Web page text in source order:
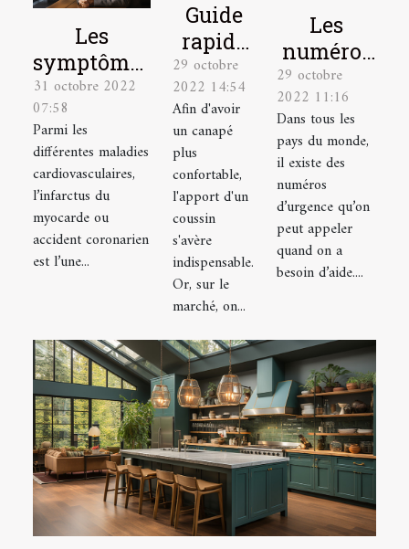
Les
symptômes
d’un
infarctus
du
myocarde
et la
réaction
d'urgence à
avoir
31 octobre 2022
07:58
Parmi les
différentes maladies
cardiovasculaires,
l’infarctus du
myocarde ou
accident coronarien
est l’une...
Guide
rapide
pour
choisir
un
coussin
tropical
29 octobre
2022 14:54
Afin d'avoir
un canapé
plus
confortable,
l'apport d'un
coussin
s'avère
indispensable.
Or, sur le
marché, on...
Les
numéros
à appeler
en
situation
d’urgence
à Lyon
29 octobre
2022 11:16
Dans tous les
pays du monde,
il existe des
numéros
d’urgence qu’on
peut appeler
quand on a
besoin d’aide....